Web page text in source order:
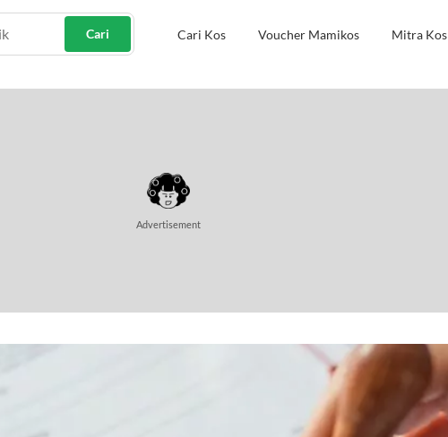
Cari Cari Kos Voucher Mamikos Mitra Kos
Advertisement